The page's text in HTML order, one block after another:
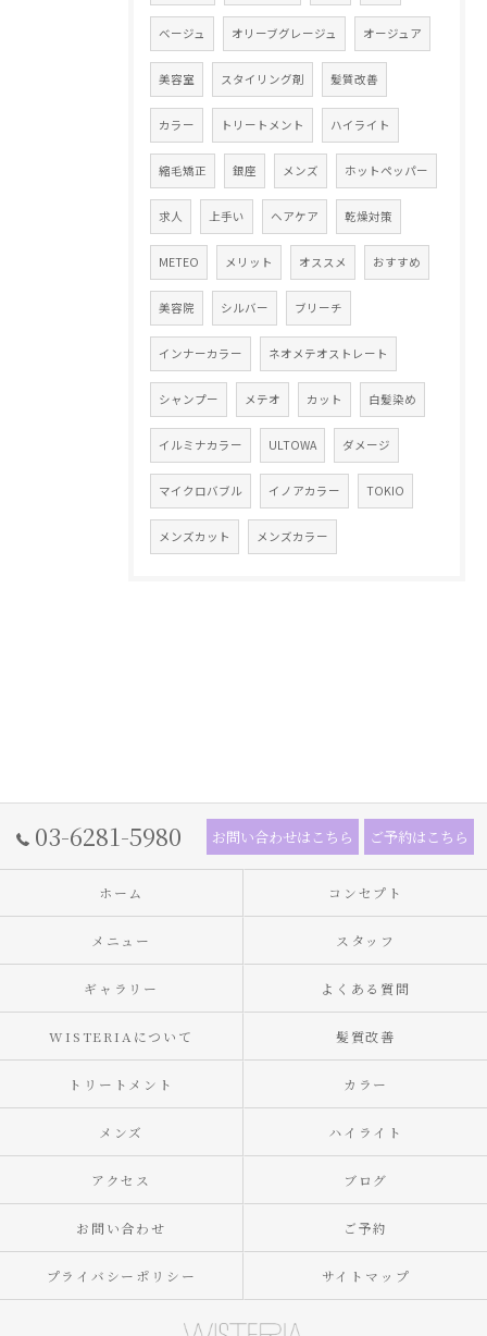
ベージュ オリーブグレージュ オージュア
美容室 スタイリング剤 髪質改善
カラー トリートメント ハイライト
縮毛矯正 銀座 メンズ ホットペッパー
求人 上手い ヘアケア 乾燥対策
METEO メリット オススメ おすすめ
美容院 シルバー ブリーチ
インナーカラー ネオメテオストレート
シャンプー メテオ カット 白髪染め
イルミナカラー ULTOWA ダメージ
マイクロバブル イノアカラー TOKIO
メンズカット メンズカラー
03-6281-5980 お問い合わせはこちら ご予約はこちら
ホーム コンセプト
メニュー スタッフ
ギャラリー よくある質問
WISTERIAについて 髪質改善
トリートメント カラー
メンズ ハイライト
アクセス ブログ
お問い合わせ ご予約
プライバシーポリシー サイトマップ